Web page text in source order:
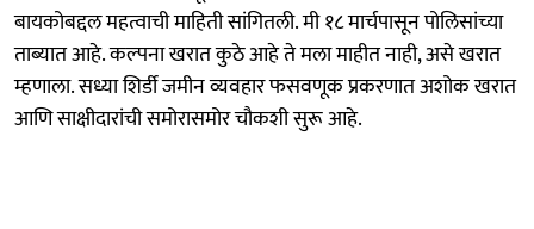
बायकोबद्दल महत्वाची माहिती सांगितली. मी १८ मार्चपासून पोलिसांच्या
ताब्यात आहे. कल्पना खरात कुठे आहे ते मला माहीत नाही, असे खरात
म्हणाला. सध्या शिर्डी जमीन व्यवहार फसवणूक प्रकरणात अशोक खरात
आणि साक्षीदारांची समोरासमोर चौकशी सुरू आहे.